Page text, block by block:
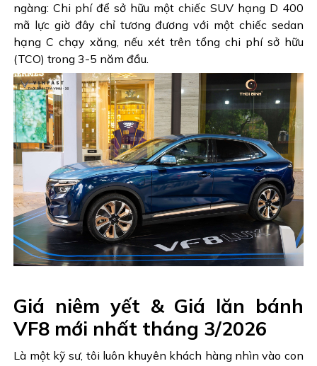
ngàng: Chi phí để sở hữu một chiếc SUV hạng D 400
mã lực giờ đây chỉ tương đương với một chiếc sedan
hạng C chạy xăng, nếu xét trên tổng chi phí sở hữu
(TCO) trong 3-5 năm đầu.
Giá niêm yết & Giá lăn bánh
VF8 mới nhất tháng 3/2026
Là một kỹ sư, tôi luôn khuyên khách hàng nhìn vào con